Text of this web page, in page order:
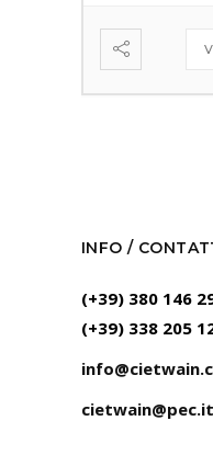
INFO /
(+39) 380 146
(+39) 338 205
cietwain@pec.it